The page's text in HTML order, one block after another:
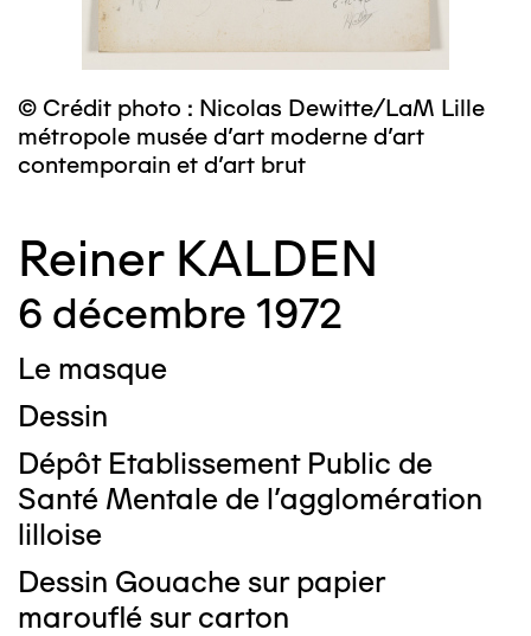
© Crédit photo : Nicolas Dewitte/LaM Lille
métropole musée d’art moderne d’art
contemporain et d’art brut
Reiner KALDEN
6 décembre 1972
Le masque
Dessin
Dépôt Etablissement Public de
Santé Mentale de l'agglomération
lilloise
Dessin Gouache sur papier
marouflé sur carton